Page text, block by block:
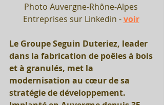
Photo Auvergne-Rhône-Alpes
Entreprises sur Linkedin - voir
Le Groupe Seguin Duteriez, leader
dans la fabrication de poêles à bois
et à granulés, met la
modernisation au cœur de sa
stratégie de développement.